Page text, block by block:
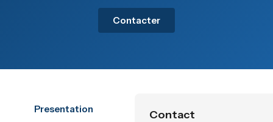
Contacter
Presentation Contact